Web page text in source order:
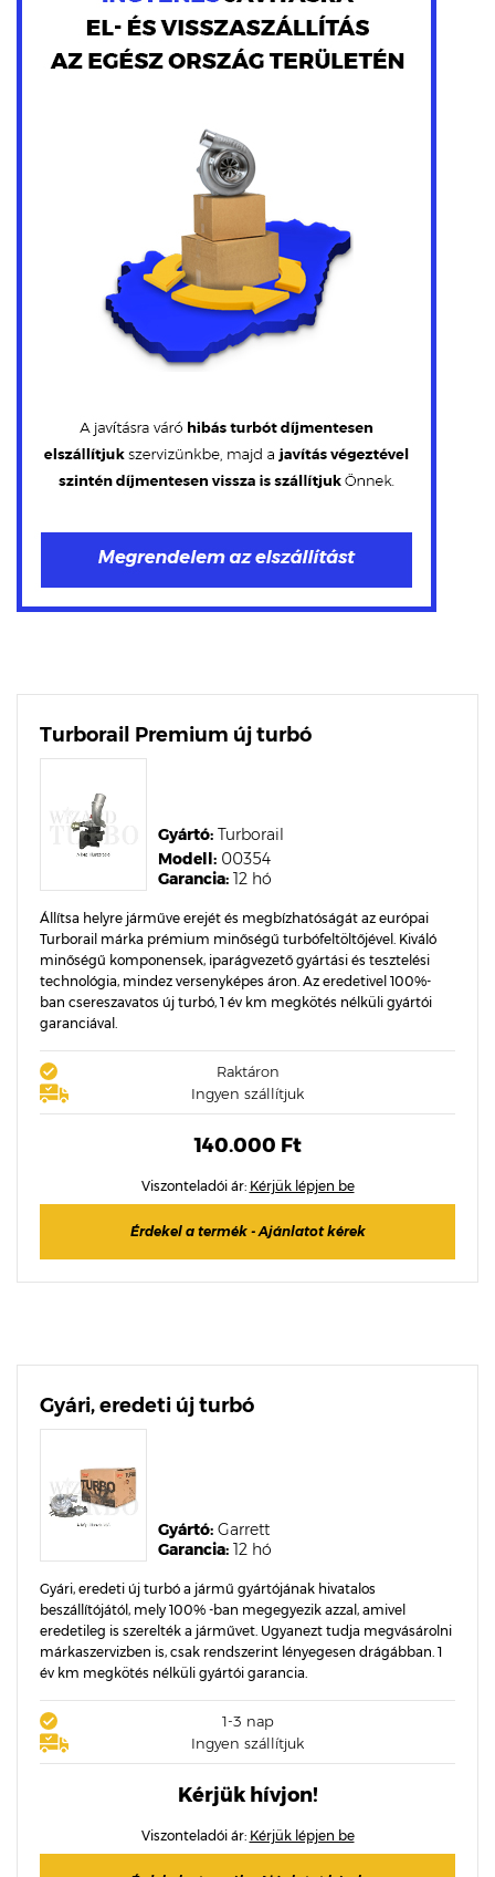
Turborail Premium új turbó
Garancia: 12 hó
Modell: 00354
Gyártó: Turborail
Állítsa helyre járműve erejét és megbízhatóságát az európai
Turborail márka prémium minőségű turbófeltöltőjével. Kiváló
minőségű komponensek, iparágvezető gyártási és tesztelési
technológia, mindez versenyképes áron. Az eredetivel 100%-
ban csereszavatos új turbó, 1 év km megkötés nélküli gyártói
garanciával.
Raktáron
Ingyen szállítjuk
140.000 Ft
Viszonteladói ár: Kérjük lépjen be
Érdekel a termék - Ajánlatot kérek
Gyári, eredeti új turbó
Garancia: 12 hó
Gyártó: Garrett
Gyári, eredeti új turbó a jármű gyártójának hivatalos
beszállítójától, mely 100% -ban megegyezik azzal, amivel
eredetileg is szerelték a járművet. Ugyanezt tudja megvásárolni
márkaszervizben is, csak rendszerint lényegesen drágábban. 1
év km megkötés nélküli gyártói garancia.
1-3 nap
Ingyen szállítjuk
Kérjük hívjon!
Viszonteladói ár: Kérjük lépjen be